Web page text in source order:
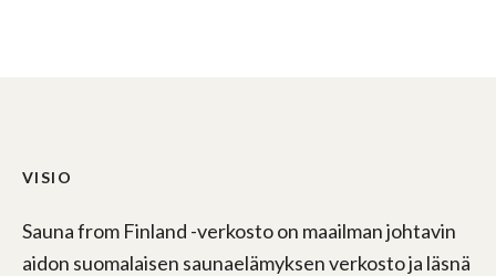
VISIO
Sauna from Finland -verkosto on maailman johtavin
aidon suomalaisen saunaelämyksen verkosto ja läsnä